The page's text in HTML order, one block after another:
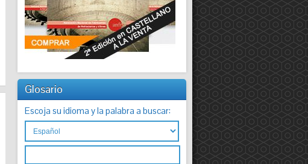
Glosario
Escoja su idioma y la palabra a buscar: